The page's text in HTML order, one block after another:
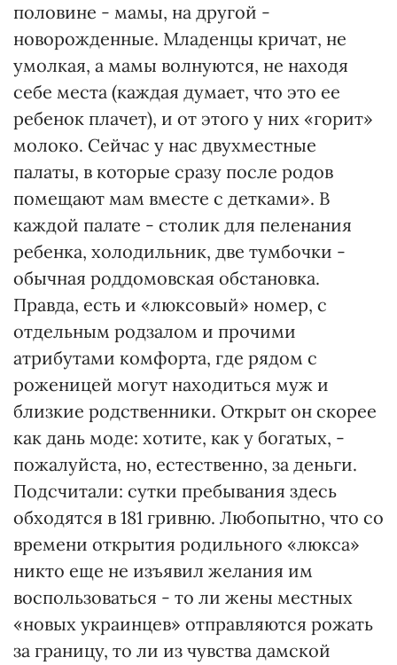
половине - мамы, на другой -
новорожденные. Младенцы кричат, не
умолкая, а мамы волнуются, не находя
себе места (каждая думает, что это ее
ребенок плачет), и от этого у них «горит»
молоко. Сейчас у нас двухместные
палаты, в которые сразу после родов
помещают мам вместе с детками». В
каждой палате - столик для пеленания
ребенка, холодильник, две тумбочки -
обычная роддомовская обстановка.
Правда, есть и «люксовый» номер, с
отдельным родзалом и прочими
атрибутами комфорта, где рядом с
роженицей могут находиться муж и
близкие родственники. Открыт он скорее
как дань моде: хотите, как у богатых, -
пожалуйста, но, естественно, за деньги.
Подсчитали: сутки пребывания здесь
обходятся в 181 гривню. Любопытно, что со
времени открытия родильного «люкса»
никто еще не изъявил желания им
воспользоваться - то ли жены местных
«новых украинцев» отправляются рожать
за границу, то ли из чувства дамской